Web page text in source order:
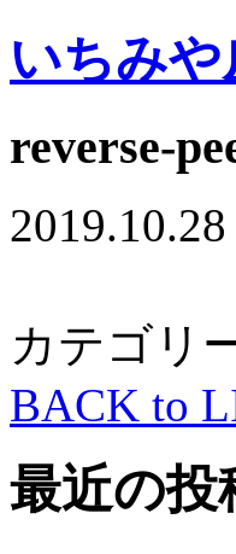
いちみ
reverse-
2019.10.28
カテゴリ
BACK to
最近の投